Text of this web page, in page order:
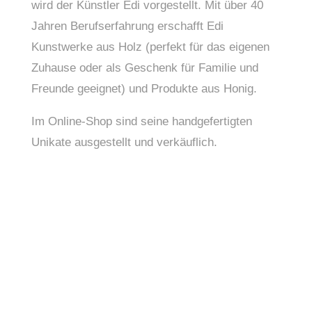
wird der Künstler Edi vorgestellt. Mit über 40
Jahren Berufserfahrung erschafft Edi
Kunstwerke aus Holz (perfekt für das eigenen
Zuhause oder als Geschenk für Familie und
Freunde geeignet) und Produkte aus Honig.
Im Online-Shop sind seine handgefertigten
Unikate ausgestellt und verkäuflich.